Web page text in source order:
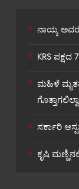
ನಾಯ್ಕ
KRS
ಮಹಿಳೆ
ಸರ್ಕಾರಿ
ಕೃಷಿ